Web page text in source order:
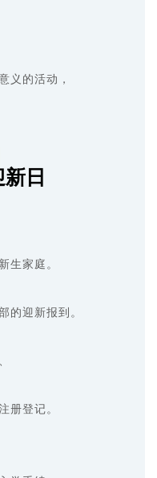
义的活动，
日
生家庭。
的迎新报到。
册登记。